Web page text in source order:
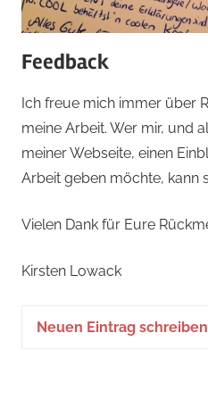
Feedback
Ich freue mich immer über
meine Arbeit. Wer mir, und
meiner Webseite, einen
Arbeit geben möchte, kann
Vielen Dank für Eure
Kirsten Lowack